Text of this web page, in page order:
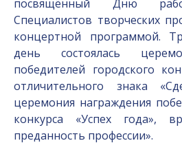
посвящённый Дню
Специалистов творческих
концертной программой.
день состоялась
победителей городского
отличительного знака
церемония награждения
конкурса «Успех года»,
преданность профессии».